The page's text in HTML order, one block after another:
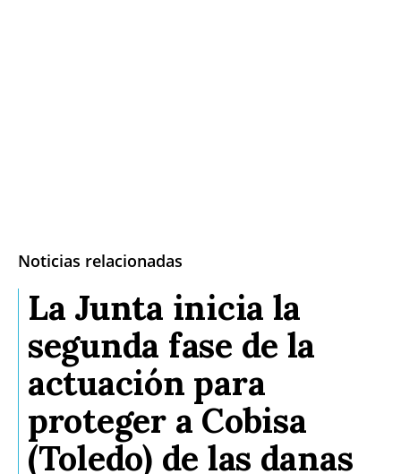
Noticias relacionadas
La Junta inicia la
segunda fase de la
actuación para
proteger a Cobisa
(Toledo) de las danas